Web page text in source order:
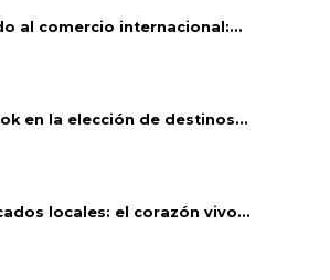
al comercio internacional:...
en la elección de destinos...
locales: el corazón vivo...